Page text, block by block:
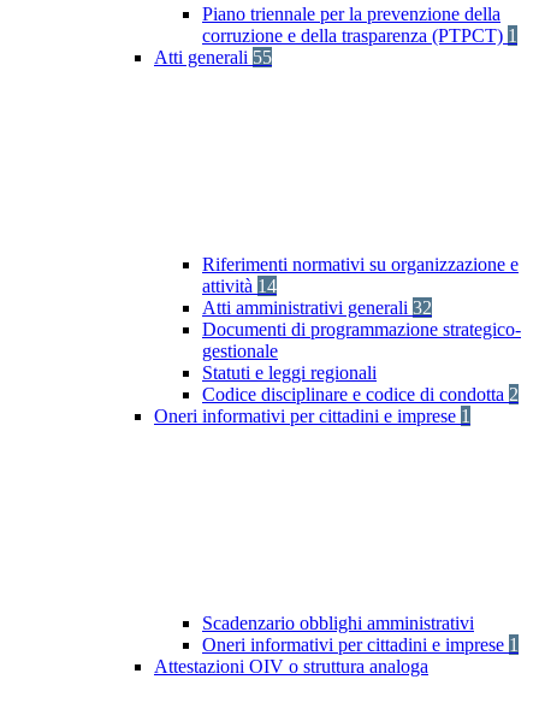
Piano triennale per la prevenzione della
corruzione e della trasparenza (PTPCT) 1
Atti generali 55
Riferimenti normativi su organizzazione e
attività 14
Atti amministrativi generali 32
Documenti di programmazione strategico-
gestionale
Statuti e leggi regionali
Codice disciplinare e codice di condotta 2
Oneri informativi per cittadini e imprese 1
Scadenzario obblighi amministrativi
Oneri informativi per cittadini e imprese 1
Attestazioni OIV o struttura analoga